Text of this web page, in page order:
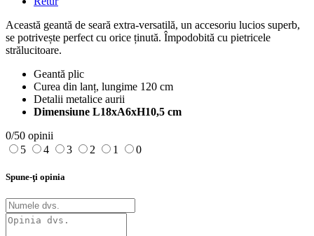
Această geantă de seară extra-versatilă, un accesoriu lucios superb,
se potrivește perfect cu orice ținută. Împodobită cu pietricele
strălucitoare.
Geantă plic
Curea din lanț, lungime 120 cm
Detalii metalice aurii
Dimensiune L18xA6xH10,5 cm
0/50 opinii
5
4 3 2 1 0
Spune-ţi opinia